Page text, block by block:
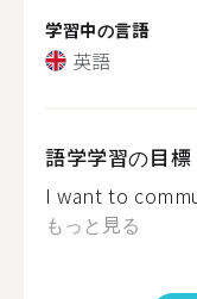
学習中の言語
英語
語学学習の目標
I want to
もっと見る